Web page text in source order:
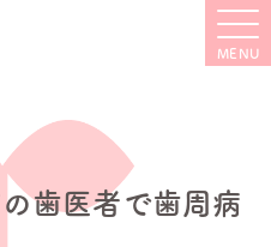
歯医者で歯周病